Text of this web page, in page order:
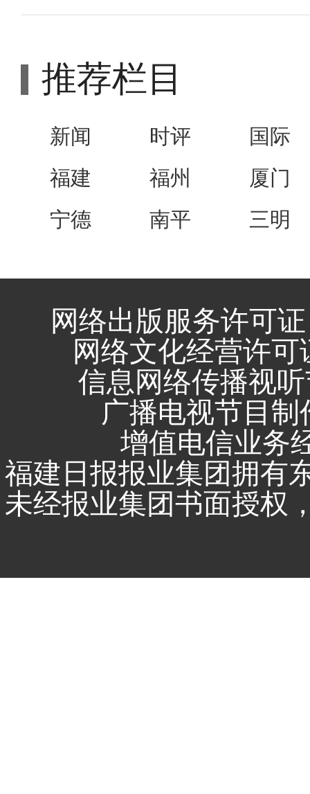
推荐栏目
新闻 时评
国际
福建
福州
厦门
宁德
南平 三明
网络出版服务许可
网络文化经营许可
信息网络传播视
广播电视节目
增值电信业务
福建日报报业集团拥有
未经报业集团书面授权